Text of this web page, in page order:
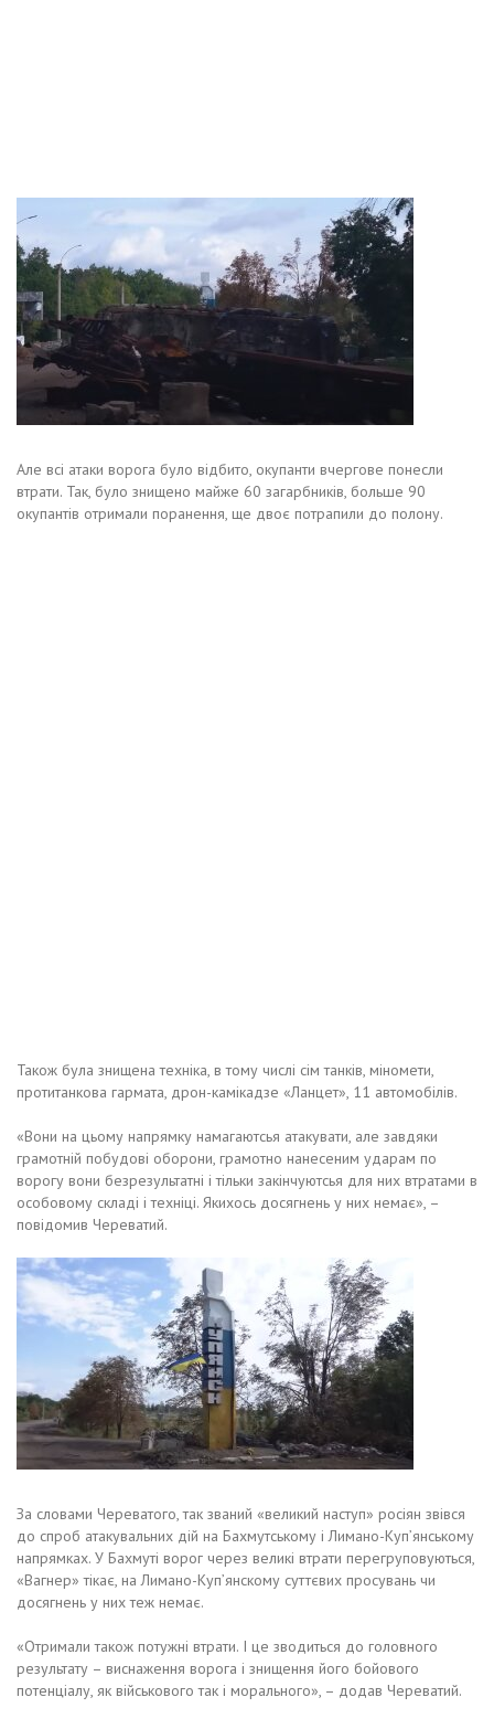
Але всі атаки ворога було відбито, окупанти вчергове понесли
втрати. Так, було знищено майже 60 загарбників, больше 90
окупантів отримали поранення, ще двоє потрапили до полону.
Також була знищена техніка, в тому числі сім танків, міномети,
протитанкова гармата, дрон-камікадзе «Ланцет», 11 автомобілів.
«Вони на цьому напрямку намагаютсья атакувати, але завдяки
грамотній побудові оборони, грамотно нанесеним ударам по
ворогу вони безрезультатні і тільки закінчуютсья для них втратами в
особовому складі і техніці. Якихось досягнень у них немає», –
повідомив Череватий.
За словами Череватого, так званий «великий наступ» росіян звівся
до спроб атакувальних дій на Бахмутському і Лимано-Куп’янському
напрямках. У Бахмуті ворог через великі втрати перегруповуються,
«Вагнер» тікає, на Лимано-Куп’янскому суттєвих просувань чи
досягнень у них теж немає.
«Отримали також потужні втрати. І це зводиться до головного
результату – виснаження ворога і знищення його бойового
потенціалу, як військового так і морального», – додав Череватий.